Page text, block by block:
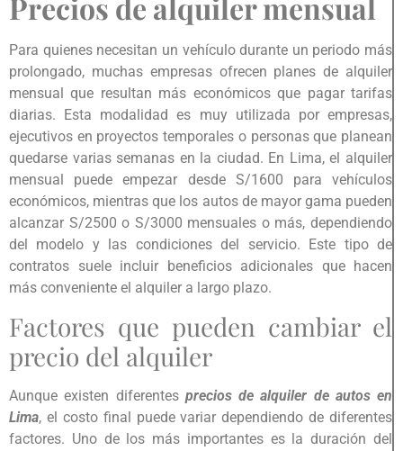
Para quienes necesitan un vehículo durante un periodo más
prolongado, muchas empresas ofrecen planes de alquiler
mensual que resultan más económicos que pagar tarifas
diarias. Esta modalidad es muy utilizada por empresas,
ejecutivos en proyectos temporales o personas que planean
quedarse varias semanas en la ciudad. En Lima, el alquiler
mensual puede empezar desde S/1600 para vehículos
económicos, mientras que los autos de mayor gama pueden
alcanzar S/2500 o S/3000 mensuales o más, dependiendo
del modelo y las condiciones del servicio. Este tipo de
contratos suele incluir beneficios adicionales que hacen
más conveniente el alquiler a largo plazo.
Factores que pueden cambiar el
precio del alquiler
Aunque existen diferentes precios de alquiler de autos en
Lima, el costo final puede variar dependiendo de diferentes
factores. Uno de los más importantes es la duración del